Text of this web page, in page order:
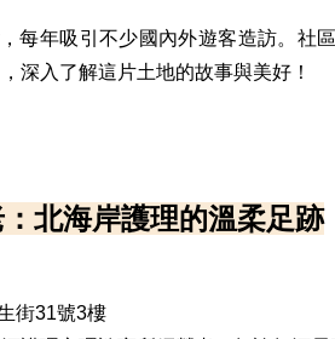
每年吸引不少國內外遊客造訪。
深入了解這片土地的故事與美好！
北海岸護理的溫柔足跡
街31號3樓